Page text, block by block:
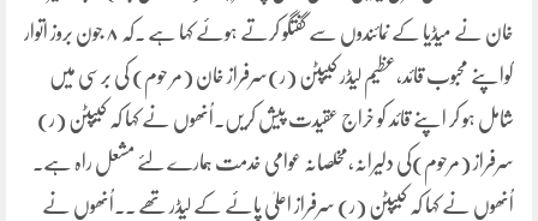
خان نے میڈیا کے نمائندوں سے گفتگو کرتے ہوئے کہا ہے ۔کہ ۸ جون بروز اتوار
کواپنے محبوب قائد،عظیم لیڈر کیپٹن (ر)سرفراز خان (مر حوم) کی برسی میں
شامل ہو کر اپنے قائد کو خراج عقیدت پیش کریں۔اُنھوں نے کہا کہ کیپٹن (ر)
سرفراز (مرحوم)کی دلیرانہ،مخلصانہ عوامی خدمت ہمارے لئے مشعل راہ ہے۔
اُنھوں نے کہا کہ کیپٹن (ر) سرفراز اعلیٰ پائے کے لیڈر تھے ۔۔اُنھوں نے